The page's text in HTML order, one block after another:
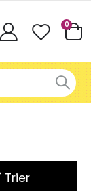
Cart
0